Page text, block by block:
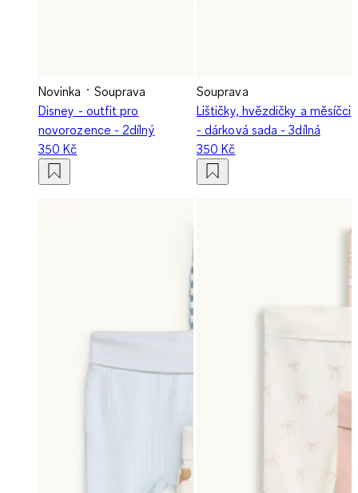
Novinka
Souprava
Disney - outfit pro
novorozence - 2dílný
350 Kč
Souprava
Lištičky, hvězdičky a měsíčci
- dárková sada - 3dílná
350 Kč